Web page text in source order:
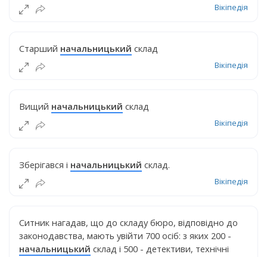
Вікіпедія
Старший начальницький склад
Вікіпедія
Вищий начальницький склад
Вікіпедія
Зберігався і начальницький склад.
Вікіпедія
Ситник нагадав, що до складу бюро, відповідно до
законодавства, мають увійти 700 осіб: з яких 200 -
начальницький склад і 500 - детективи, технічні